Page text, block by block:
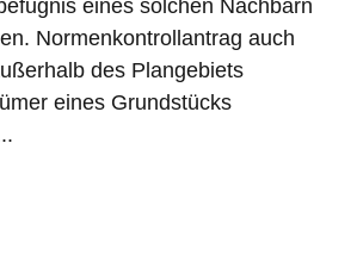
eines solchen Nachbarn
Normenkontrollantrag auch
des Plangebiets
eines Grundstücks